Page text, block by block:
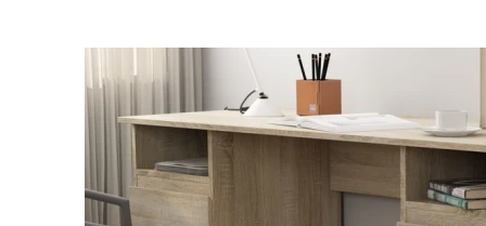
Obývacia izba
Pracovňa a kancelária
Behúne a malé koberce
Detské koberce
Kúpeľňové predložky
Zobrazit vše
Stropné osvetlenie
Lustre a závesné
Stojacie lampy
Zobrazit vše
Spálňové
Kancelárske
Kuchynské
Predsieňové